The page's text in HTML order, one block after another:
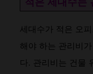
적은 세대수는
세대수가 적은 오
해야 하는 관리비
다. 관리비는 건물